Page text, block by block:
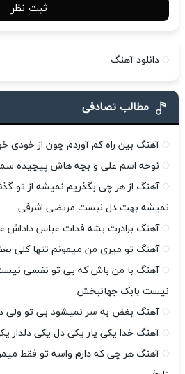
ثبت نظر
دانلود آهنگ
مطالب تصادفی
آهنگ بین راه کم آوردم چون از خودی
نوحه اسم علی و بچه هاش پیچیده
آهنگ از هر چی بگذریم نمیشه از تو
نمیشه بهت دل نبست مرتضی اشرفی
آهنگ برادرت بشه فدات عباس داداش
آهنگ تو‌ میری من میمونم تنها کلی
آهنگ با من باش که بی تو نفسی
نیست بابک جهانبخش
آهنگ بغض به سر نمیشود بی تو ولی
آهنگ خدا یکی یار یکی دل یکی دلدار
آهنگ هر چی که دارم واسه تو فقط